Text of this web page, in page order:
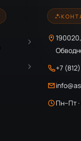
+7
Пн–Пт